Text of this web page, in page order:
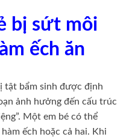
bị sứt môi
ếch ăn
tật bẩm sinh được định
ảnh hưởng đến cấu trúc
Một em bé có thể
ếch hoặc cả hai. Khi